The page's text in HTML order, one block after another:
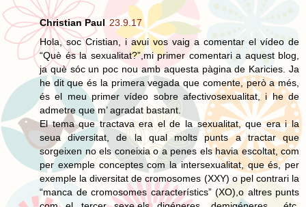
Christian Paul 23.9.17
Hola, soc Cristian, i avui vos vaig a comentar el vídeo de
“Què és la sexualitat?”,mi primer comentari a aquest blog,
ja què sóc un poc nou amb aquesta pàgina de Karicies. Ja
he dit que és la primera vegada que comente, però a més,
és el meu primer vídeo sobre afectivosexualitat, i he de
admetre que m’ agradat bastant.
El tema que tractava era el de la sexualitat, que era i la
seua diversitat, de la qual molts punts a tractar que
sorgeixen no els coneixia o a penes els havia escoltat, com
per exemple conceptes com la intersexualitat, que és, per
exemple la diversitat de cromosomes (XXY) o pel contrari la
“manca de cromosomes característics” (XO),o altres punts